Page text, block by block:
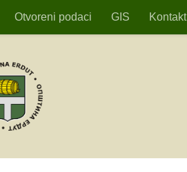
Otvoreni podaci GIS Kontakt